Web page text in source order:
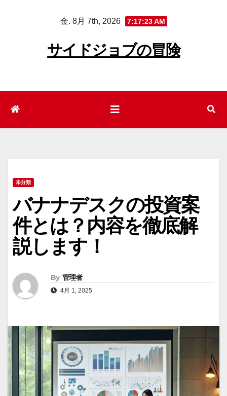
ッ
金. 8月 7th, 2026 7:17:24 AM
サイドジョブの冒険
未分類
バナナデスクの投資案
件とは？内容を徹底解
説します！
By 管理者
4月 1, 2025